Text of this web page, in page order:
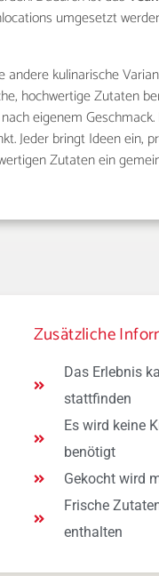
umgesetzt
kulinarische
hochwertige Zutaten
eigenem
Jeder bringt Ideen ein,
Zutaten ein
Zusätzliche
Das Erlebnis
stattfinden
Es wird keine
benötigt
Gekocht wird
Frische
enthalten